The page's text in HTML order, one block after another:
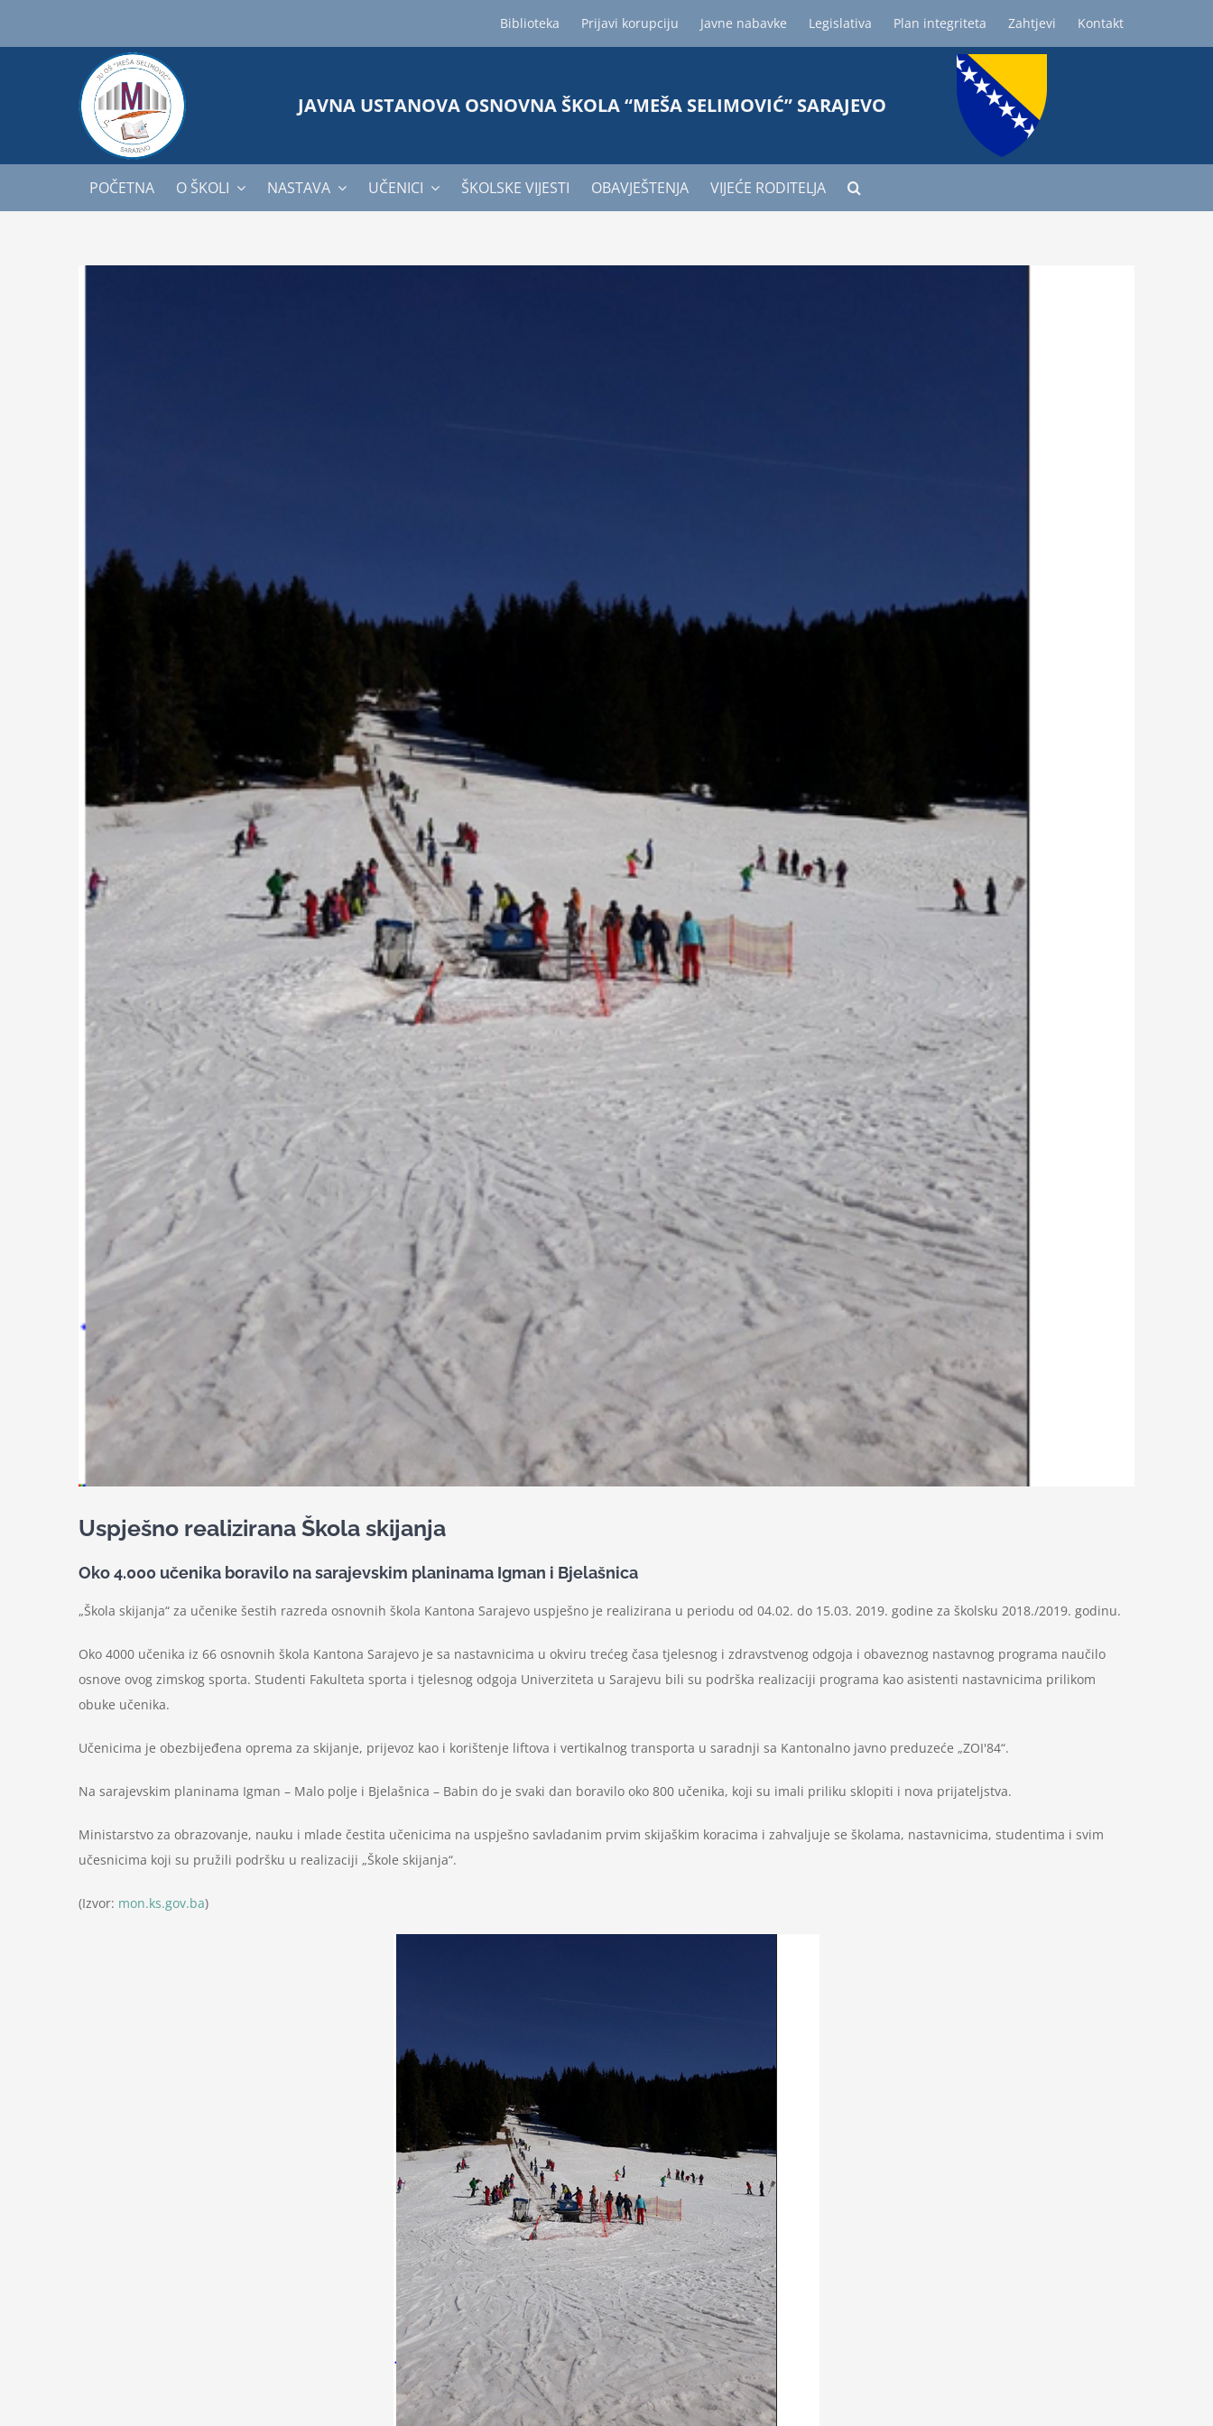
Biblioteka Prijavi korupciju Javne nabavke Legislativa Plan integriteta Zahtjevi Kontakt
JAVNA USTANOVA OSNOVNA ŠKOLA “MEŠA SELIMOVIĆ” SARAJEVO
POČETNA O ŠKOLI NASTAVA UČENICI ŠKOLSKE VIJESTI OBAVJEŠTENJA VIJEĆE RODITELJA
Uspješno realizirana Škola skijanja
Oko 4.000 učenika boravilo na sarajevskim planinama Igman i Bjelašnica
„Škola skijanja“ za učenike šestih razreda osnovnih škola Kantona Sarajevo uspješno je realizirana u periodu od 04.02. do 15.03. 2019. godine za školsku 2018./2019. godinu.
Oko 4000 učenika iz 66 osnovnih škola Kantona Sarajevo je sa nastavnicima u okviru trećeg časa tjelesnog i zdravstvenog odgoja i obaveznog nastavnog programa naučilo
osnove ovog zimskog sporta. Studenti Fakulteta sporta i tjelesnog odgoja Univerziteta u Sarajevu bili su podrška realizaciji programa kao asistenti nastavnicima prilikom
obuke učenika.
Učenicima je obezbijeđena oprema za skijanje, prijevoz kao i korištenje liftova i vertikalnog transporta u saradnji sa Kantonalno javno preduzeće „ZOI'84“.
Na sarajevskim planinama Igman – Malo polje i Bjelašnica – Babin do je svaki dan boravilo oko 800 učenika, koji su imali priliku sklopiti i nova prijateljstva.
Ministarstvo za obrazovanje, nauku i mlade čestita učenicima na uspješno savladanim prvim skijaškim koracima i zahvaljuje se školama, nastavnicima, studentima i svim
učesnicima koji su pružili podršku u realizaciji „Škole skijanja“.
(Izvor: mon.ks.gov.ba)